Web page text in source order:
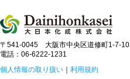
〒541-0045 大阪市中央区道修町1-7-10
電話：06-6222-1231
個人情報の取り扱い
利用規約